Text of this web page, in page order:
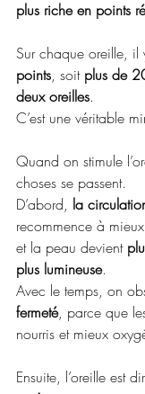
plus riche en points
Sur chaque oreille, il
points, soit plus de
deux oreilles.
C’est une véritable
Quand on stimule
choses se passent.
D’abord, la
recommence à
et la peau devient
plus lumineuse.
Avec le temps, on
fermeté, parce que
nourris et mieux
Ensuite, l’oreille est